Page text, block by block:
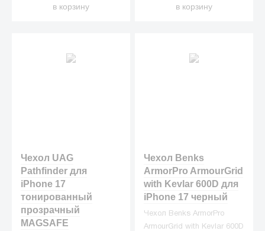
в корзину
в корзину
Чехол UAG
Pathfinder для
iPhone 17
тонированный
прозрачный
MAGSAFE
Чехол Benks
ArmorPro ArmourGrid
with Kevlar 600D для
iPhone 17 черный
Чехол Benks ArmorPro
ArmourGrid with Kevlar 600D